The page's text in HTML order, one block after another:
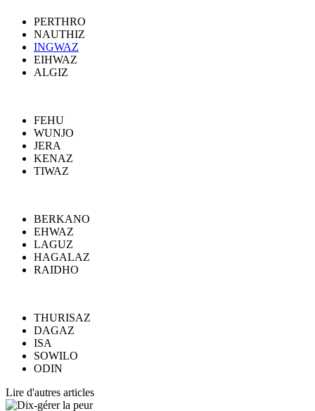
PERTHRO
NAUTHIZ
INGWAZ
EIHWAZ
ALGIZ
FEHU
WUNJO
JERA
KENAZ
TIWAZ
BERKANO
EHWAZ
LAGUZ
HAGALAZ
RAIDHO
THURISAZ
DAGAZ
ISA
SOWILO
ODIN
Lire d'autres articles